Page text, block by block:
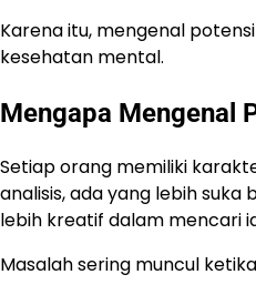
Karena itu, mengenal
kesehatan mental.
Mengapa Mengenal
Setiap orang memiliki
analisis, ada yang lebih
lebih kreatif dalam mencari
Masalah sering muncul